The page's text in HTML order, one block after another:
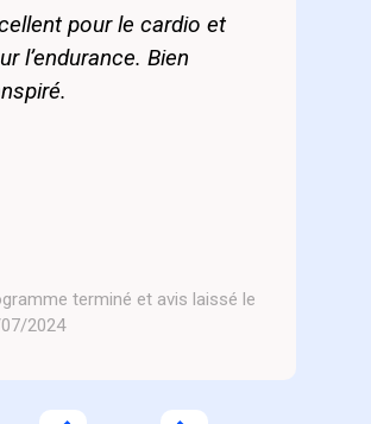
pour le cardio et
l’endurance. Bien
terminé et avis laissé le
2024